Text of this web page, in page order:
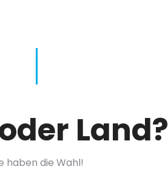
Land?
haben die Wahl!